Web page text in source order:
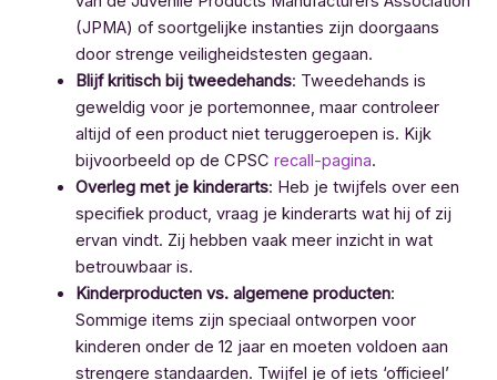
(JPMA) of soortgelijke instanties zijn doorgaans
door strenge veiligheidstesten gegaan.
Blijf kritisch bij tweedehands: Tweedehands is
geweldig voor je portemonnee, maar controleer
altijd of een product niet teruggeroepen is. Kijk
bijvoorbeeld op de CPSC recall-pagina.
Overleg met je kinderarts: Heb je twijfels over een
specifiek product, vraag je kinderarts wat hij of zij
ervan vindt. Zij hebben vaak meer inzicht in wat
betrouwbaar is.
Kinderproducten vs. algemene producten:
Sommige items zijn speciaal ontworpen voor
kinderen onder de 12 jaar en moeten voldoen aan
strengere standaarden. Twijfel je of iets ‘officieel’